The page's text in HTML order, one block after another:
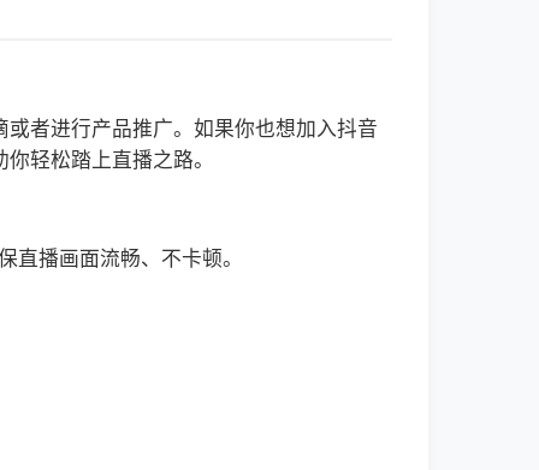
者进行产品推广。如果你也想加入抖音
轻松踏上直播之路。
播画面流畅、不卡顿。